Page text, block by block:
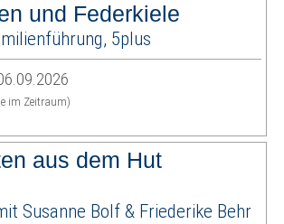
und Federkiele
5plus
im Zeitraum)
aus dem Hut
Susanne Bolf & Friederike Behr